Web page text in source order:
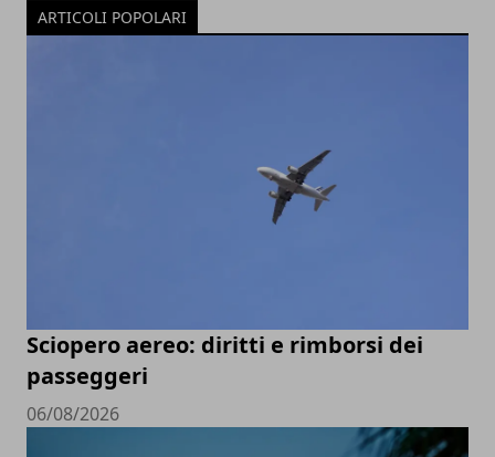
ARTICOLI POPOLARI
Sciopero aereo: diritti e rimborsi dei
passeggeri
06/08/2026